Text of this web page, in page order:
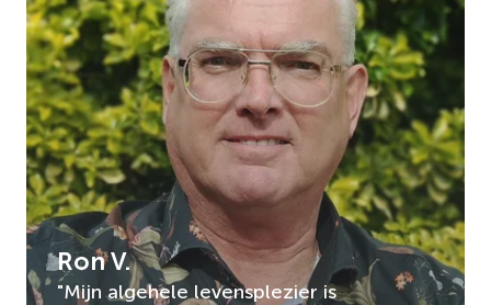
Ron V.
"Mijn algehele levensplezier is